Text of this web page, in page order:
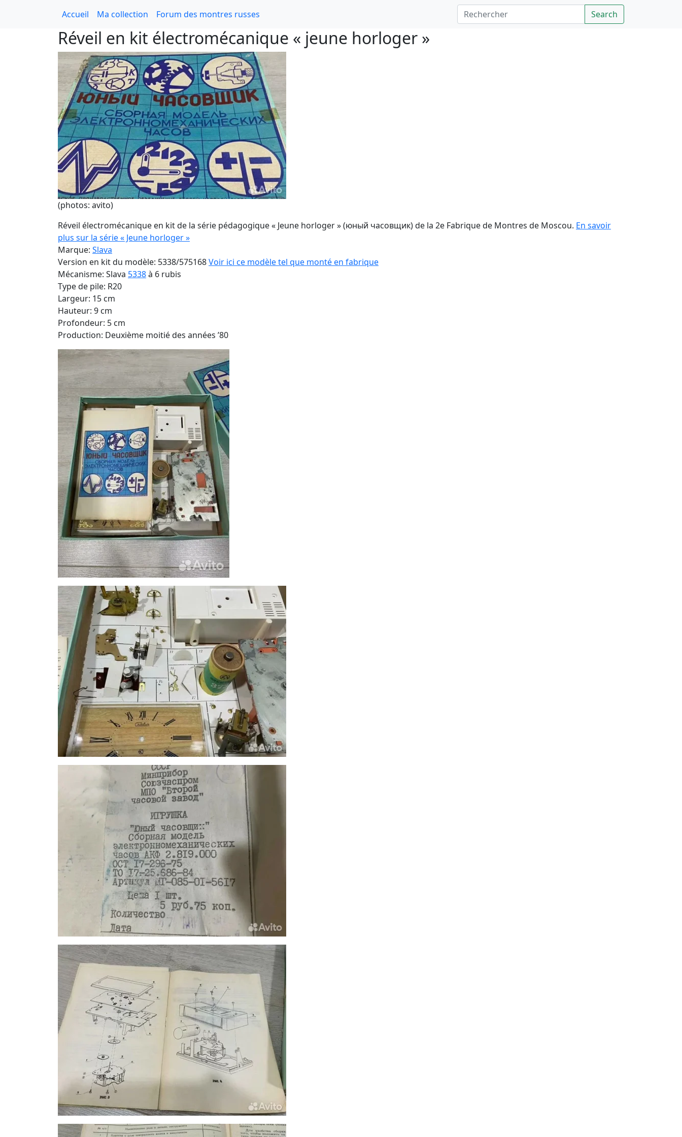
Accueil Ma collection Forum des montres russes Rechercher
Search
Réveil en kit électromécanique « jeune horloger »
(photos: avito)
Réveil électromécanique en kit de la série pédagogique « Jeune horloger » (юный часовщик) de la 2e Fabrique de Montres de Moscou. En savoir
plus sur la série « Jeune horloger »
Marque: Slava
Version en kit du modèle: 5338/575168Voir ici ce modèle tel que monté en fabrique
Mécanisme: Slava 5338à 6 rubis
Type de pile: R20
Largeur: 15 cm
Hauteur: 9 cm
Profondeur: 5 cm
Production: Deuxième moitié des années ’80